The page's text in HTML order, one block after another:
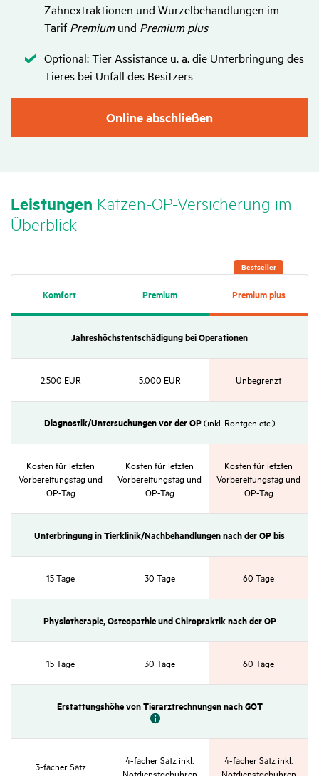
Zahnextraktionen und Wurzelbehandlungen im
TarifPremiumund Premium plus
Zutreffend
Optional: Tier Assistance u. a. die Unterbringung des
Tieres bei Unfall des Besitzers
Online abschließen
Leis­tungen Katzen-OP-Versi­che­rung im
Über­blick
Komfort Premium
Best­seller
Premium plus
Jahres­höchs­tent­schä­di­gung bei Opera­tionen
2.500 EUR 5.000 EUR Unbe­grenzt
Diagnostik/​Unter­su­chungen vor der OP(inkl. Röntgen etc.)
Kosten für letzten
Vorbe­rei­tungstag und
OP-Tag
Kosten für letzten
Vorbe­rei­tungstag und
OP-Tag
Kosten für letzten
Vorbe­rei­tungstag und
OP-Tag
Unter­brin­gung in Tier­klinik/​Nach­be­hand­lungen nach der OP bis
15 Tage 30 Tage 60 Tage
Physio­the­rapie, Osteo­pa­thie und Chiro­praktik nach der OP
15 Tage 30 Tage 60 Tage
Erstat­tungs­höhe von Tier­arzt­rech­nungen nach GOT
3-facher Satz
4-facher Satz inkl.
Notdienst­ge­bühren
4-facher Satz inkl.
Notdienst­ge­bühren